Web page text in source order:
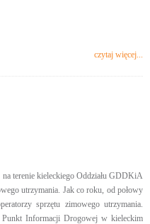
czytaj więcej...
terenie kieleckiego Oddziału GDDKiA
utrzymania. Jak co roku, od połowy
sprzętu zimowego utrzymania.
Punkt Informacji Drogowej w kieleckim